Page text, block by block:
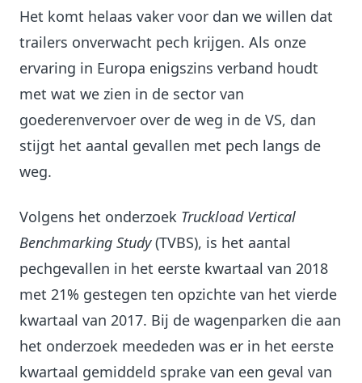
Het komt helaas vaker voor dan we willen dat
trailers onverwacht pech krijgen. Als onze
ervaring in Europa enigszins verband houdt
met wat we zien in de sector van
goederenvervoer over de weg in de VS, dan
stijgt het aantal gevallen met pech langs de
weg.
Volgens het onderzoek Truckload Vertical
Benchmarking Study(TVBS), is het aantal
pechgevallen in het eerste kwartaal van 2018
met 21% gestegen ten opzichte van het vierde
kwartaal van 2017. Bij de wagenparken die aan
het onderzoek meededen was er in het eerste
kwartaal gemiddeld sprake van een geval van